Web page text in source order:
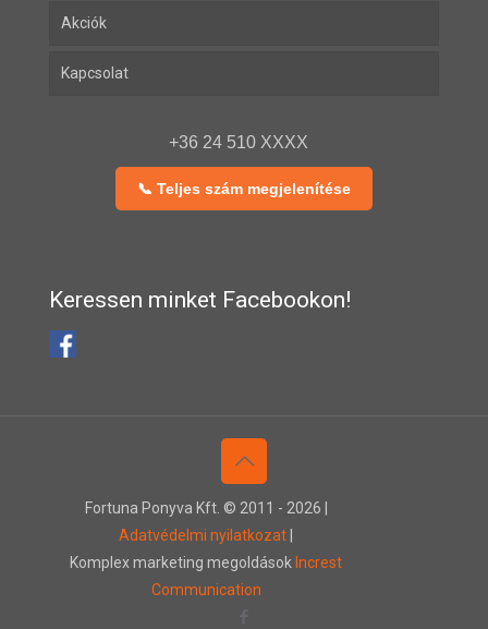
Akciók
Kapcsolat
+36 24 510 XXXX
📞 Teljes szám megjelenítése
Keressen minket Facebookon!
Fortuna Ponyva Kft. © 2011 - 2026 |
Adatvédelmi nyilatkozat
Komplex marketing megoldások Increst
Communication